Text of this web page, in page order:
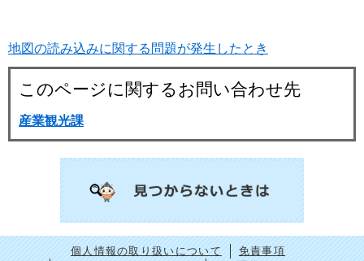
地図の読み込みに関する問題が発生したとき
このページに関するお問い合わせ先
産業観光課
個人情報の取り扱いについて
免責事項